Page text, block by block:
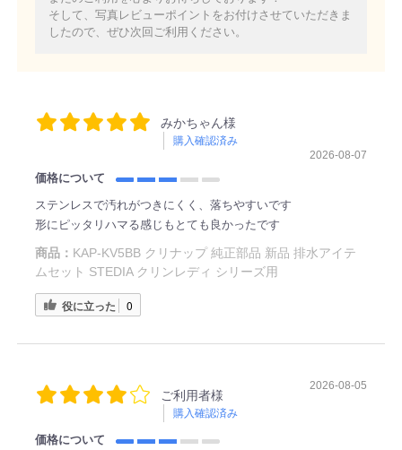
そして、写真レビューポイントをお付けさせていただきま
したので、ぜひ次回ご利用ください。
みかちゃん様
購入確認済み
2026-08-07
価格について
ステンレスで汚れがつきにくく、落ちやすいです
形にピッタリハマる感じもとても良かったです
商品： KAP-KV5BB クリナップ 純正部品 新品 排水アイテ
ムセット STEDIA クリンレディ シリーズ用
役に立った 0
ご利用者様
購入確認済み
2026-08-05
価格について